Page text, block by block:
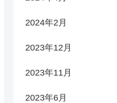
2024年2月
2023年12月
2023年11月
2023年6月